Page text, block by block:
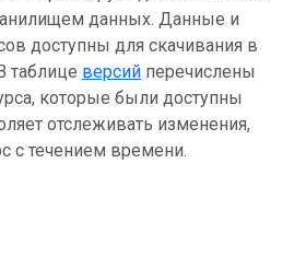
данных. Данные и
доступны для скачивания в
таблице версий перечислены
которые были доступны
отслеживать изменения,
с течением времени.